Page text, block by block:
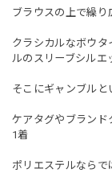
ブラウスの上で繰
クラシカルなボウタ
ルのスリーブシルエ
そこにギャンブル
ケアタグやブランド
1着
ポリエステルなら